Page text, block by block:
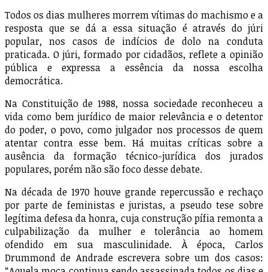
Todos os dias mulheres morrem vítimas do machismo e a
resposta que se dá a essa situação é através do júri
popular, nos casos de indícios de dolo na conduta
praticada. O júri, formado por cidadãos, reflete a opinião
pública e expressa a essência da nossa escolha
democrática.
Na Constituição de 1988, nossa sociedade reconheceu a
vida como bem jurídico de maior relevância e o detentor
do poder, o povo, como julgador nos processos de quem
atentar contra esse bem. Há muitas críticas sobre a
ausência da formação técnico-jurídica dos jurados
populares, porém não são foco desse debate.
Na década de 1970 houve grande repercussão e rechaço
por parte de feministas e juristas, a pseudo tese sobre
legítima defesa da honra, cuja construção pífia remonta a
culpabilização da mulher e tolerância ao homem
ofendido em sua masculinidade. À época, Carlos
Drummond de Andrade escrevera sobre um dos casos: